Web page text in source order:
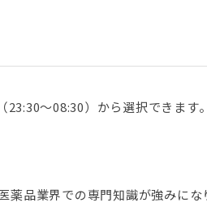
～08:30）から選択できます
薬品業界での専門知識が強みにな